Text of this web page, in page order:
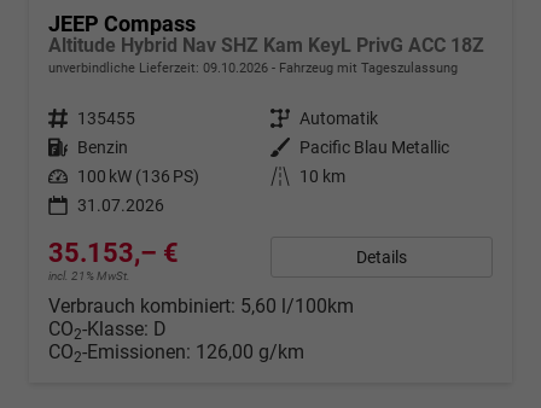
JEEP Compass
Altitude Hybrid Nav SHZ Kam KeyL PrivG ACC 18Z
unverbindliche Lieferzeit: 09.10.2026 Fahrzeug mit Tageszulassung
Fahrzeugnr. 135455 Getriebe Automatik
Kraftstoff Benzin Außenfarbe Pacific Blau Metallic
Leistung 100 kW (136 PS) Kilometerstand
10 km
31.07.2026
35.153,– €
incl. 21% MwSt.
Details
Verbrauch kombiniert: 5,60 l/100km
CO2-Klasse: D
CO2-Emissionen: 126,00 g/km